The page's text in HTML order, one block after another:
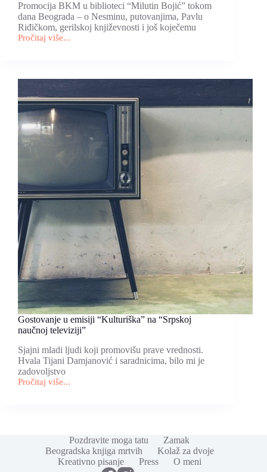
Promocija BKM u biblioteci “Milutin Bojić” tokom
dana Beograda – o Nesminu, putovanjima, Pavlu
Riđičkom, gerilskoj književnosti i još koječemu
Pročitaj više...
Promocija
“Milutin
Bojić”
tokom
dana
Beograda
Gostovanje u emisiji “Kulturiška” na “Srpskoj
naučnoj televiziji”
Sjajni mladi ljudi koji promovišu prave vrednosti.
Hvala Tijani Damjanović i saradnicima, bilo mi je
zadovoljstvo
Pročitaj više...
Gostovanje
naučnoj
televiziji”
Pozdravite moga tatu
Zamak
Beogradska knjiga mrtvih
Kolaž za dvoje
Kreativno pisanje
Press O meni